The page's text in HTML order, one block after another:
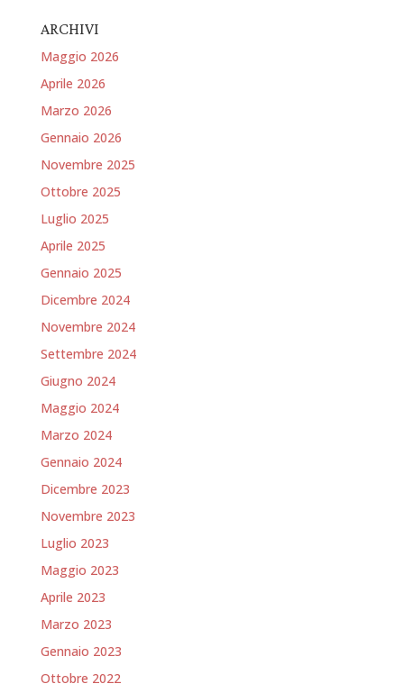
ARCHIVI
Maggio 2026
Aprile 2026
Marzo 2026
Gennaio 2026
Novembre 2025
Ottobre 2025
Luglio 2025
Aprile 2025
Gennaio 2025
Dicembre 2024
Novembre 2024
Settembre 2024
Giugno 2024
Maggio 2024
Marzo 2024
Gennaio 2024
Dicembre 2023
Novembre 2023
Luglio 2023
Maggio 2023
Aprile 2023
Marzo 2023
Gennaio 2023
Ottobre 2022